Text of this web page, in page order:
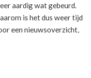
aardig wat gebeurd.
is het dus weer tijd
een nieuwsoverzicht,